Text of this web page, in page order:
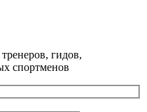
гидов,
спортменов